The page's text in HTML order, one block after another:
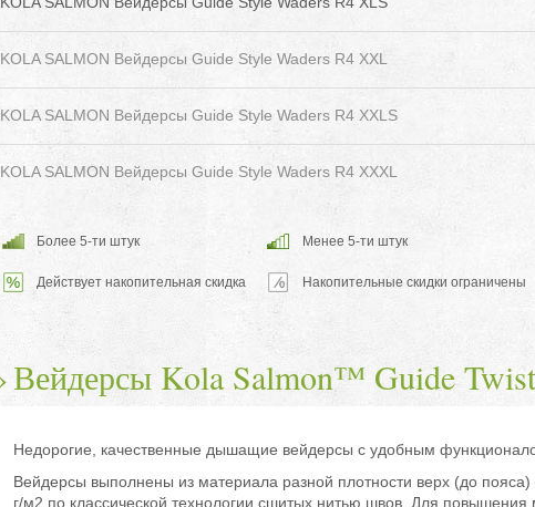
KOLA SALMON Вейдерсы Guide Style Waders R4 XXL
KOLA SALMON Вейдерсы Guide Style Waders R4 XXLS
KOLA SALMON Вейдерсы Guide Style Waders R4 XXXL
Более 5-ти штук Менее 5-ти штук
Действует накопительная скидка Накопительные скидки ограничены
Вейдерсы Kola Salmon™ Guide
Недорогие, качественные дышащие вейдерсы с удобным
Вейдерсы выполнены из материала разной плотности верх (до
г/м2 по классической технологии сшитых нитью швов. Для